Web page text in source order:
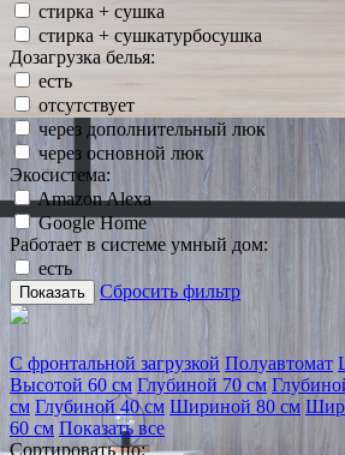
стирка + сушка
стирка + сушкатурбосушка
Дозагрузка белья:
есть
отсутствует
через дополнительный люк
через основной люк
Экосистема:
Amazon Alexa
Google Home
Работает в системе умный дом:
есть
Показать Сбросить фильтр
С фронтальной загрузкой Полуавтомат
Высотой 60 см Глубиной 70 см
см Глубиной 40 см Шириной 80 см
60 см Показать все
Сортировать по: